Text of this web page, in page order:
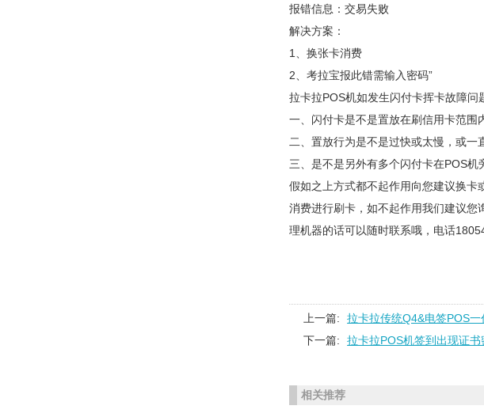
报错信息：交易失败
解决方案：
1、换张卡消费
2、考拉宝报此错需输入密码”
拉卡拉POS机如发生闪付卡挥卡故障问
一、闪付卡是不是置放在刷信用卡范围
二、置放行为是不是过快或太慢，或一
三、是不是另外有多个闪付卡在POS机
假如之上方式都不起作用向您建议换
消费进行刷卡，如不起作用我们建议
理机器的话可以随时联系哦，电话
上一篇:
拉卡拉传统Q4&电签POS
下一篇:
拉卡拉POS机签到出现证书
相关推荐